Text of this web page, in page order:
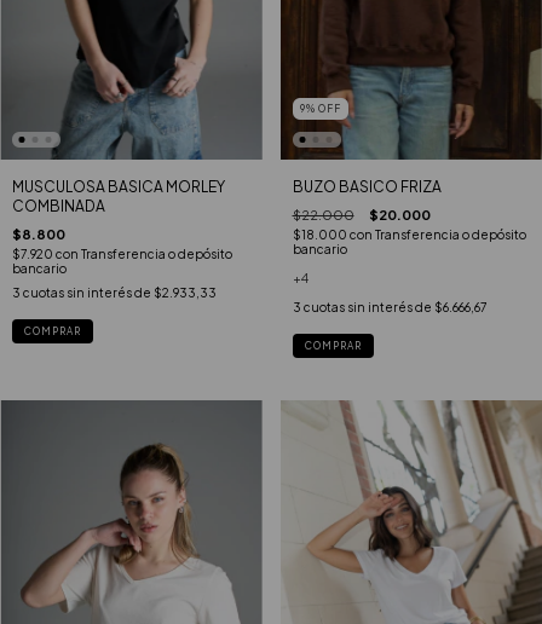
MUSCULOSA BASICA MORLEY
COMBINADA
$8.800
$7.920 con Transferencia o depósito
bancario
3 cuotas sin interés de $2.933,33
COMPRAR
9% OFF
BUZO BASICO FRIZA
$22.000 $20.000
$18.000 con Transferencia o depósito
bancario
+4
3 cuotas sin interés de $6.666,67
COMPRAR